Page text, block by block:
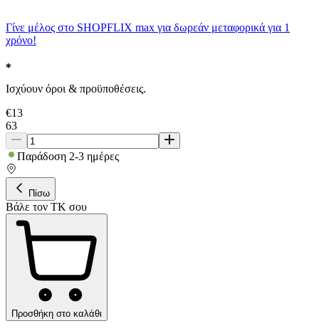
Γίνε μέλος στο SHOPFLIX max για δωρεάν μεταφορικά για 1
χρόνο!
Ισχύουν όροι & προϋποθέσεις.
€13
63
Παράδοση 2-3 ημέρες
Πίσω
Βάλε τον ΤΚ σου
Προσθήκη στο καλάθι